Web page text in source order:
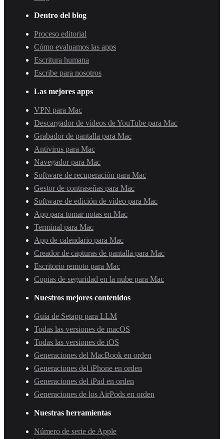
Dentro del blog
Proceso editorial
Cómo evaluamos las apps
Escritura humana
Escribe para nosotros
Las mejores apps
VPN para Mac
Descargador de vídeos de YouTube para Mac
Grabador de pantalla para Mac
Antivirus para Mac
Navegador para Mac
Software de recuperación para Mac
Gestor de contraseñas para Mac
Software de edición de vídeo para Mac
App para tomar notas en Mac
Terminal para Mac
App de calendario para Mac
Creador de capturas de pantalla para Mac
Escritorio remoto para Mac
Copias de seguridad en la nube para Mac
Nuestros mejores contenidos
Guía de Setapp para LLM
Todas las versiones de macOS
Todas las versiones de iOS
Generaciones del MacBook en orden
Generaciones del iPhone en orden
Generaciones del iPad en orden
Generaciones de los AirPods en orden
Nuestras herramientas
Número de serie de Apple